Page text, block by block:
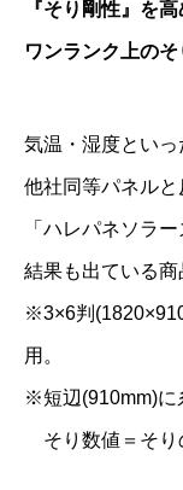
『そり剛性』を
ワンランク上の
気温・湿度といっ
他社同等パネルと
「ハレパネソラ
結果も出ている商
※3×6判
用。
※短辺(910mm)に
そり数値＝そり